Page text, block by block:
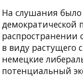
На слушания
демократической
распространении
в виду растущего
немецкие
потенциальный